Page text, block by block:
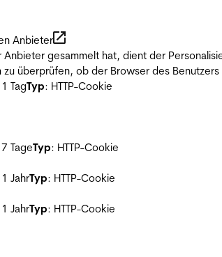
Anbieter
Anbieter gesammelt hat, dient der
überprüfen, ob der Browser des
TagTyp: HTTP-Cookie
TageTyp: HTTP-Cookie
JahrTyp: HTTP-Cookie
JahrTyp: HTTP-Cookie